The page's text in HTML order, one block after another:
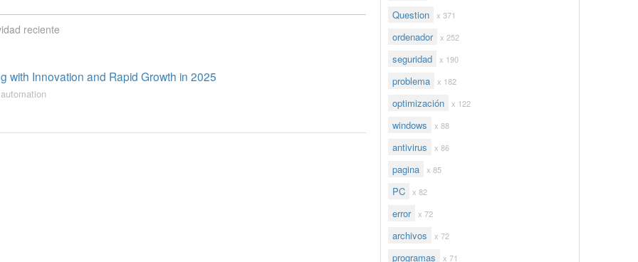
reciente
with Innovation and Rapid Growth in 2025
Question x 371
ordenador x 252
seguridad x 190
problema x 182
optimización x 122
windows x 88
antivirus x 86
pagina x 85
PC x 82
error x 72
archivos x 72
programas x 71